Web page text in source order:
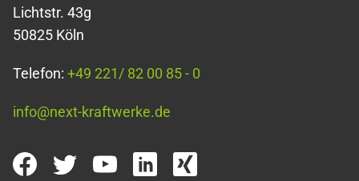
Lichtstr. 43g
50825 Köln
Telefon: +49 221/ 82 00 85 - 0
info@next-kraftwerke.de